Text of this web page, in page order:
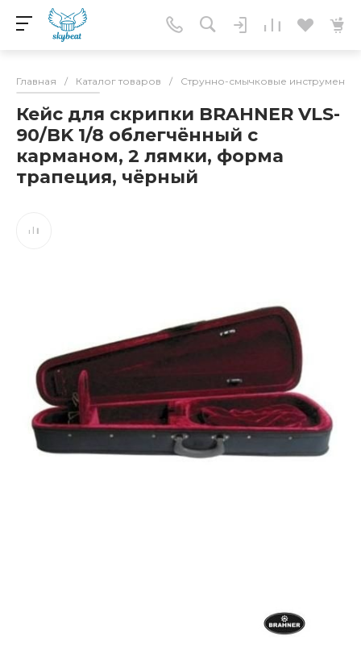
Главная / Каталог товаров / Струнно-смычковые инструменты
Кейс для скрипки BRAHNER VLS-
90/BK 1/8 облегчённый с
карманом, 2 лямки, форма
трапеция, чёрный